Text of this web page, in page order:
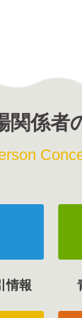
関係者
情報